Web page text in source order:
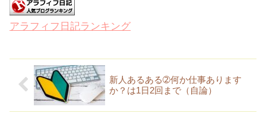
アラフィフ日記ランキング
新人あるある➁何か仕事あります
か？は1日2回まで（自論）